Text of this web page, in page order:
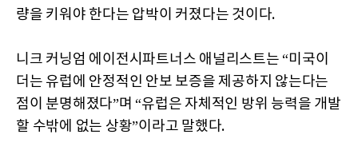
량을 키워야 한다는 압박이 커졌다는 것이다.
니크 커닝엄 에이전시파트너스 애널리스트는 “미국이
더는 유럽에 안정적인 안보 보증을 제공하지 않는다는
점이 분명해졌다”며 “유럽은 자체적인 방위 능력을 개발
할 수밖에 없는 상황”이라고 말했다.